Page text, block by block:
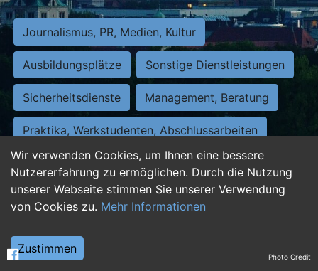
Wir verwenden Cookies, um Ihnen eine bessere
Nutzererfahrung zu ermöglichen. Durch die Nutzung
unserer Webseite stimmen Sie unserer Verwendung
von Cookies zu. Mehr Informationen
Zustimmen
Journalismus, PR, Medien, Kultur
Ausbildungsplätze Sonstige Dienstleistungen
Sicherheitsdienste Management, Beratung
Praktika, Werkstudenten, Abschlussarbeiten
Personalwesen Assistenz, Sekretariat
Hilfskräfte, Aushilfs- und Nebenjobs
Weiterbildung, Studium, duale Ausbildung Photo Credit